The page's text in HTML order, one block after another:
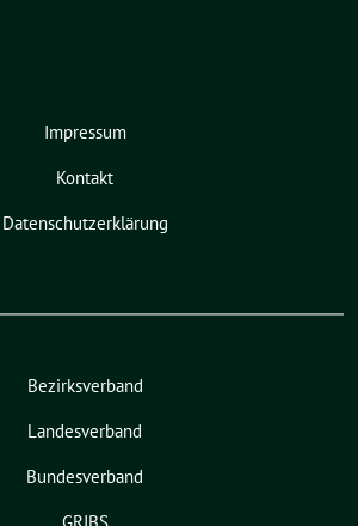
Impressum
Kontakt
Datenschutzerklärung
Bezirksverband
Landesverband
Bundesverband